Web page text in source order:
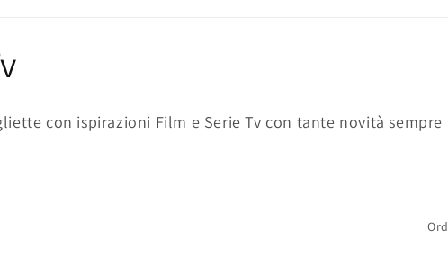
con ispirazioni Film e Serie Tv con tante novità sempre